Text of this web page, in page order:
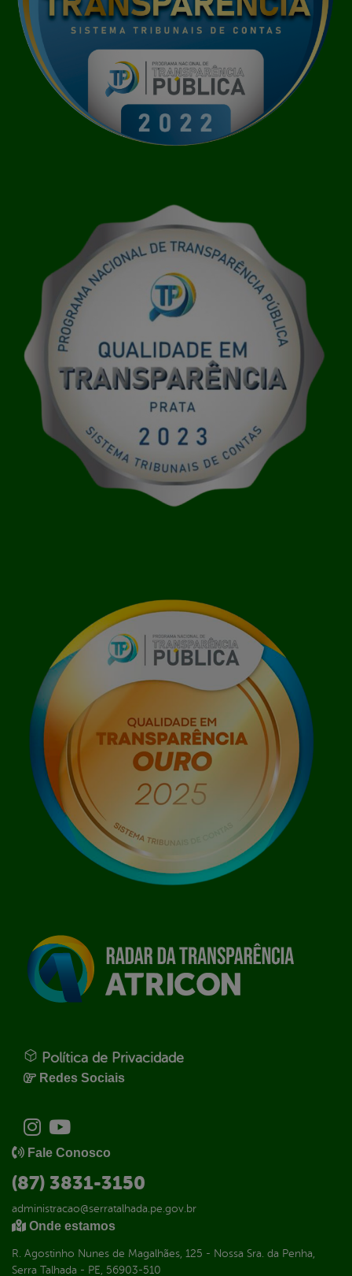
Política de Privacidade
Redes Sociais
Fale Conosco
(87) 3831-3150
administracao@serratalhada.pe.gov.br
Onde estamos
R. Agostinho Nunes de Magalhães, 125 - Nossa Sra. da Penha,
Serra Talhada - PE, 56903-510